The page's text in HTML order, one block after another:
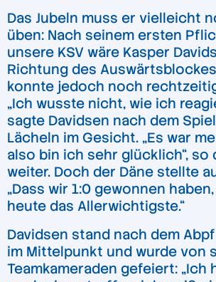
Das Jubeln muss er vielleicht
üben: Nach seinem ersten
unsere KSV wäre Kasper
Richtung des
konnte jedoch noch
„Ich wusste nicht, wie ich
sagte Davidsen nach dem
Lächeln im Gesicht. „Es war
also bin ich sehr glücklich“, so
weiter. Doch der Däne stellte
„Dass wir 1:0 gewonnen
heute das Allerwichtigste.“
Davidsen stand nach dem
im Mittelpunkt und wurde von
Teamkameraden gefeiert: „Ich